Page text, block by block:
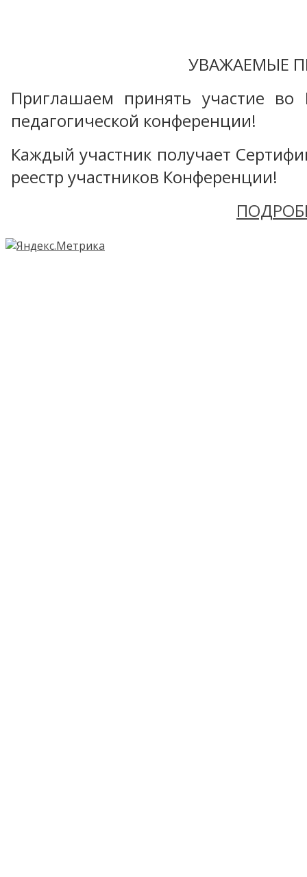
УВАЖАЕМЫЕ
Приглашаем принять участие во
педагогической конференции!
Каждый участник получает
реестр участников Конференции!